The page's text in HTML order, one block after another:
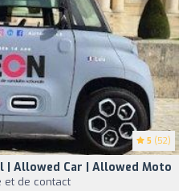
5 (52)
| Allowed Car | Allowed Moto
et de contact